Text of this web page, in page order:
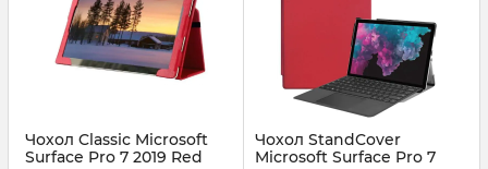
Чохол Classic Microsoft
Surface Pro 7 2019 Red
Чохол StandCover
Microsoft Surface Pro 7